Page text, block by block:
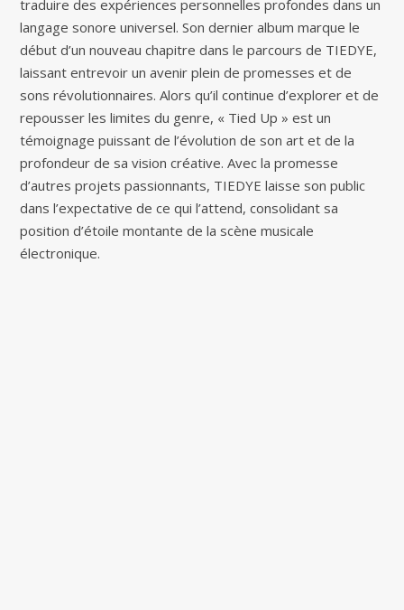
traduire des expériences personnelles profondes dans un
langage sonore universel. Son dernier album marque le
début d’un nouveau chapitre dans le parcours de TIEDYE,
laissant entrevoir un avenir plein de promesses et de
sons révolutionnaires. Alors qu’il continue d’explorer et de
repousser les limites du genre, « Tied Up » est un
témoignage puissant de l’évolution de son art et de la
profondeur de sa vision créative. Avec la promesse
d’autres projets passionnants, TIEDYE laisse son public
dans l’expectative de ce qui l’attend, consolidant sa
position d’étoile montante de la scène musicale
électronique.